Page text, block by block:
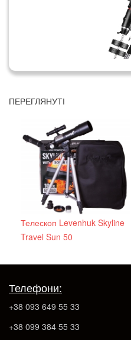
ПЕРЕГЛЯНУТІ
Телескоп Levenhuk Skyline
Travel Sun 50
Телефони:
+38 093 649 55 33
+38 099 384 55 33